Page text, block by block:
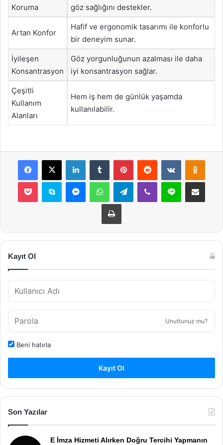
Koruma
göz sağlığını destekler.
Artan Konfor
Hafif ve ergonomik tasarımı ile konforlu
bir deneyim sunar.
İyileşen
Konsantrasyon
Göz yorgunluğunun azalması ile daha
iyi konsantrasyon sağlar.
Çeşitli
Kullanım
Alanları
Hem iş hem de günlük yaşamda
kullanılabilir.
Facebook
X LinkedInTumblr PinterestReddit VKontakte
Pocket Skype MessengerWhatsAppTelegramViber Line E-Posta ile
Yazdır
Kayıt Ol
Unuttunuz mu?
Beni hatırla
Kayıt Ol
Son Yazılar
E İmza Hizmeti Alırken Doğru Tercihi Yapmanın